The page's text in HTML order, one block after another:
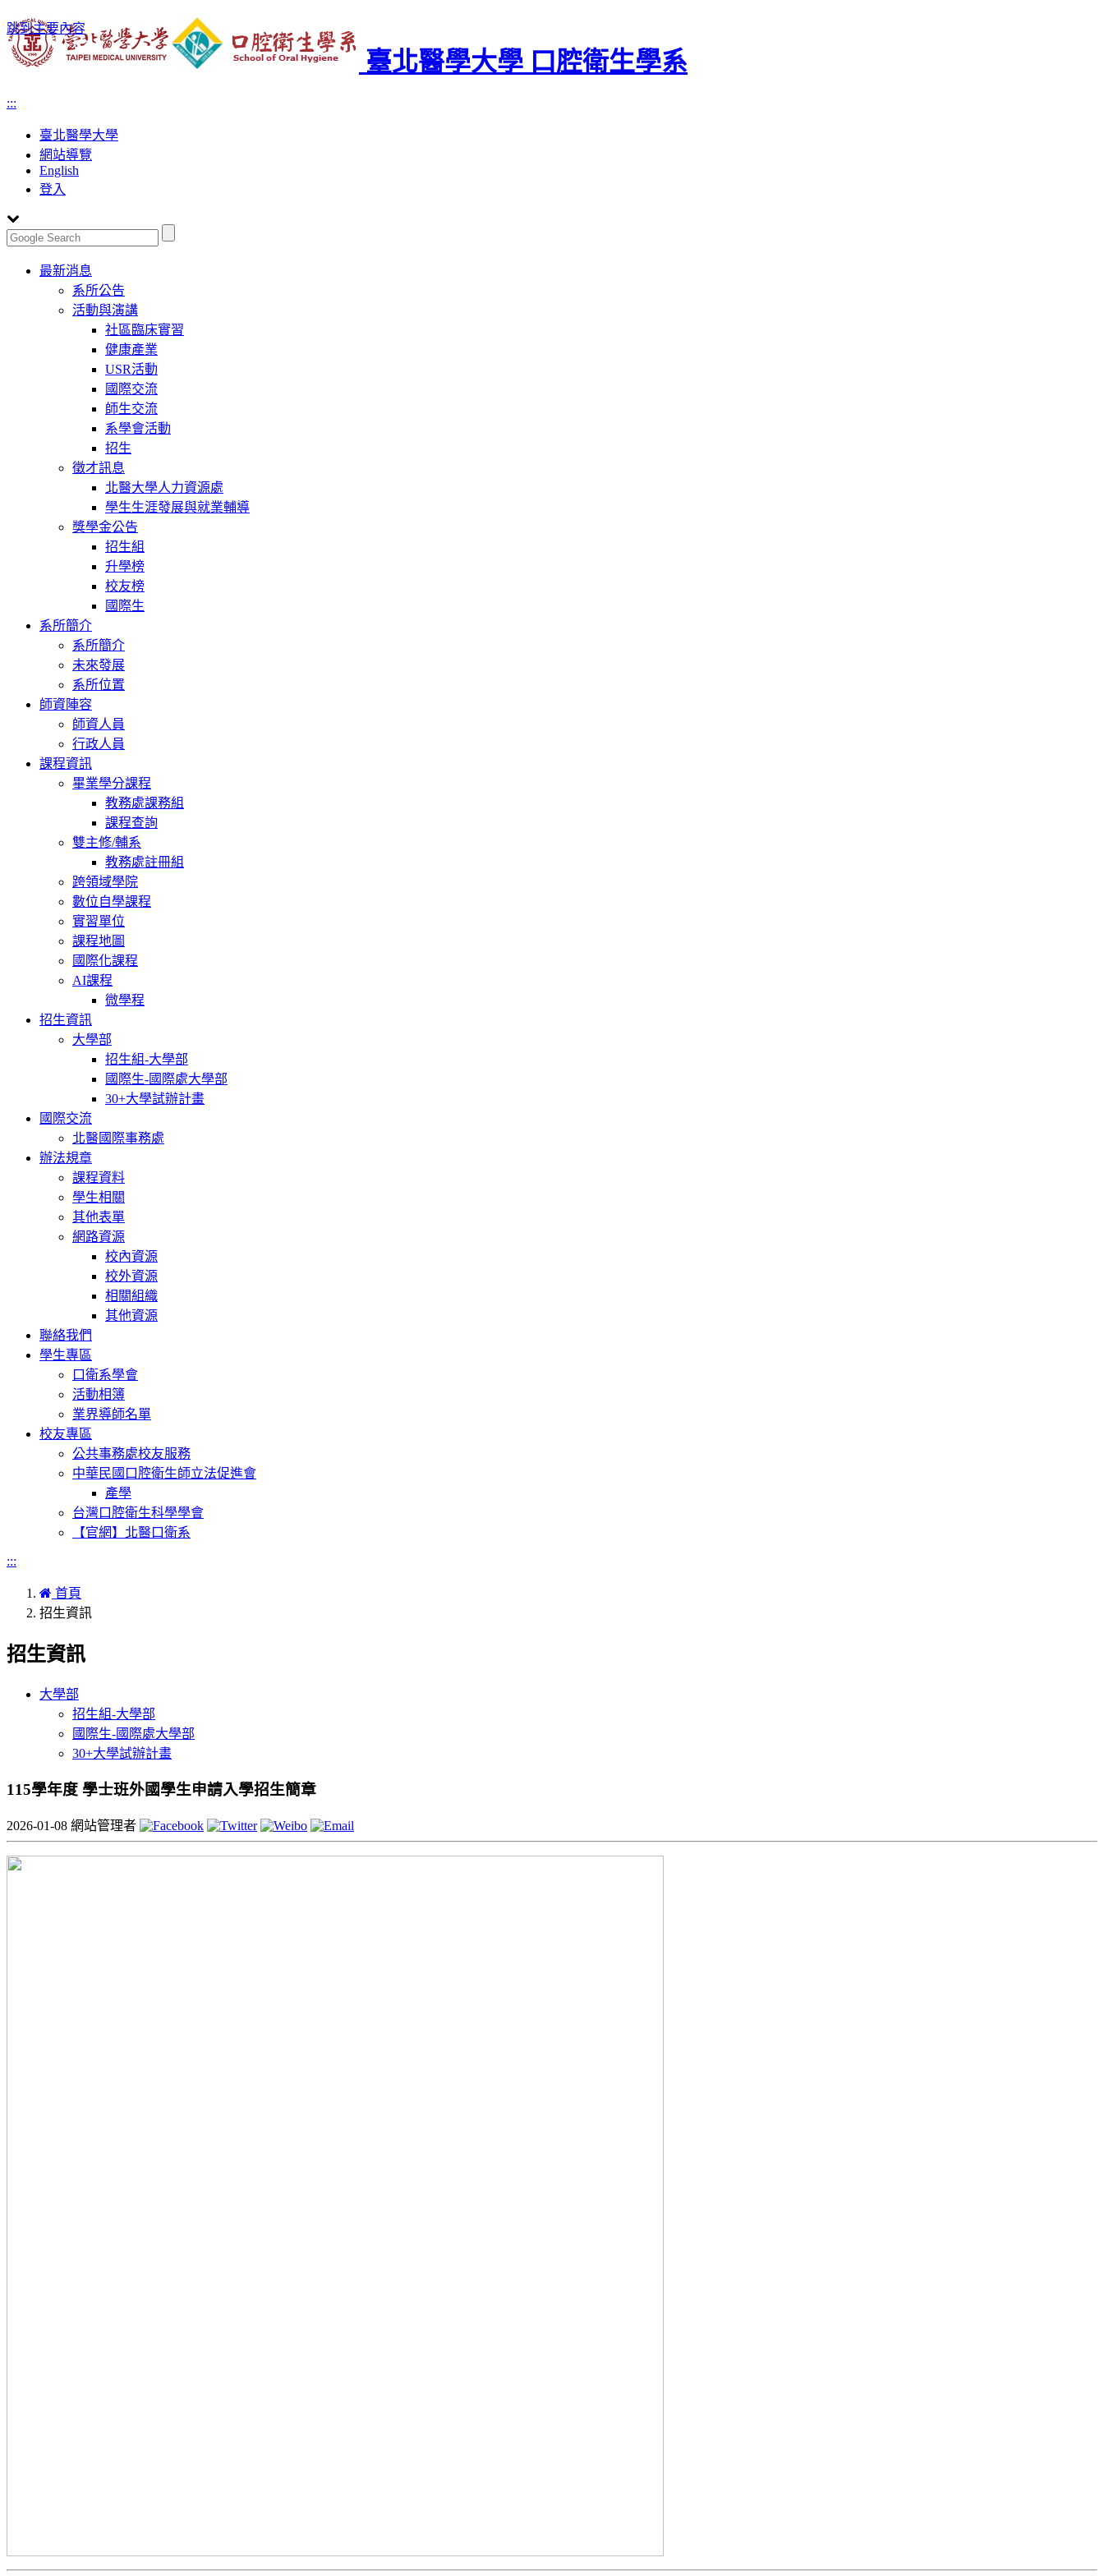
跳到主要內容
臺北醫學大學 口腔衛生學系
:::
臺北醫學大學
網站導覽
English
登入
Toggle
navigation
最新消息
系所公告
活動與演講
社區臨床實習
健康產業
USR活動
國際交流
師生交流
系學會活動
招生
徵才訊息
北醫大學人力資源處
學生生涯發展與就業輔導
獎學金公告
招生組
升學榜
校友榜
國際生
系所簡介
系所簡介
未來發展
系所位置
師資陣容
師資人員
行政人員
課程資訊
畢業學分課程
教務處課務組
課程查詢
雙主修/輔系
教務處註冊組
跨領域學院
數位自學課程
實習單位
課程地圖
國際化課程
AI課程
微學程
招生資訊
大學部
招生組-大學部
國際生-國際處大學部
30+大學試辦計畫
國際交流
北醫國際事務處
辦法規章
課程資料
學生相關
其他表單
網路資源
校內資源
校外資源
相關組織
其他資源
聯絡我們
學生專區
口衛系學會
活動相簿
業界導師名單
校友專區
公共事務處校友服務
中華民國口腔衛生師立法促進會
產學
台灣口腔衛生科學學會
【官網】北醫口衛系
:::
首頁
招生資訊
招生資訊
大學部
招生組-大學部
國際生-國際處大學部
30+大學試辦計畫
115學年度 學士班外國學生申請入學招生簡章
2026-01-08 網站管理者